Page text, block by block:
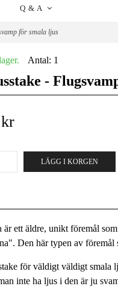
Q & A
för smala ljus
Antal: 1
-
LÄGG I KORGEN
är ett äldre, unikt föremål
Den här typen av
för väldigt väldigt smala
inte ha ljus i den är ju